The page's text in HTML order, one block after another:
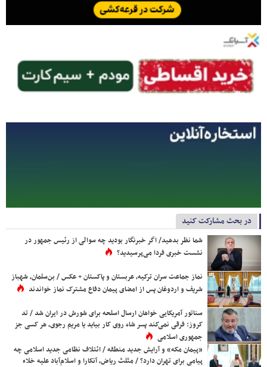
در بحث مشارکت کنید
شما نظر بدهید/ اگر خبرنگار بودید چه سوالی از رئیس جمهور در
نشست خبری فردا می‌پرسیدید؟
نماز جماعت سران ترکیه، عربستان و پاکستان + عکس / بن‌سلمان، شهباز
شریف و اردوغان پس از امضای پیمان دفاع مشترک نماز خواندند
سناتور آمریکایی خواهان ارسال اسلحه برای شورش در ایران شد / تد
کروز: فرقی نمی‌کند پسر شاه روی کار بیاید یا مریم رجوی، هر کسی جز
جمهوری اسلامی
«پیمان مکه» و آرایش جدید منطقه / ائتلاف نظامی جدید اسلامی چه
پیامی برای تهران دارد؟ / مثلث ریاض، آنکارا و اسلام‌آباد علیه خلاء